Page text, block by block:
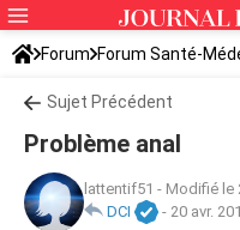
Forum Forum Santé-
Symptômes et maladies
Sujet Précédent
Problème anal
lattentif51 - Modifié le
DCI
- 20 avr.